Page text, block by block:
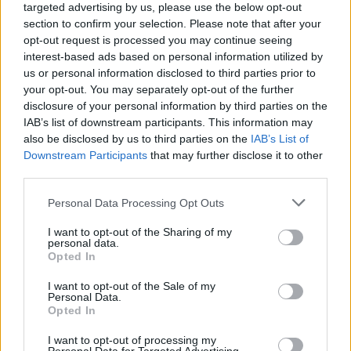
targeted advertising by us, please use the below opt-out
section to confirm your selection. Please note that after your
opt-out request is processed you may continue seeing
interest-based ads based on personal information utilized by
us or personal information disclosed to third parties prior to
your opt-out. You may separately opt-out of the further
disclosure of your personal information by third parties on the
IAB’s list of downstream participants. This information may
also be disclosed by us to third parties on the IAB’s List of
Downstream Participants that may further disclose it to other
Personal Data Processing Opt Outs
I want to opt-out of the Sharing of my
personal data.
Opted In
I want to opt-out of the Sale of my
Personal Data.
Opted In
I want to opt-out of processing my
Bal oldali mű tetején
felületi sérüléssel. Fa
keretben. 82×27 cm
Győri Márton (1979-), 2 db
mű egy keretben:
Betegség-kirajzoló kalap és
Ádám-láz kalap, 1995.
Vegyes technika, papír.
Jelzett. Bal oldali mű tetején
felületi sérüléssel. Fa
keretben. 82x27 cm<a
href="https://www.darabanth.com/hu/gyorsarveres/422/kat
Kikiáltási ár:38 000Ft
Aukció:422. Online auction
40×59,5 cm.
Győrffy Sándor (1951-):
Duplakanyar átfestés No. 1.,
1999. Szitanyomat,
zománcfesték, papír, jelzett
a hátoldalán. 40x59,5 cm.<a
href="https://
es-grafikak/Festmenyek-es-
grafikak~500001/Gyor
Kikiáltási ár:14 000Ft
Aukció:422. Online auction
MEGTEKINTEM
10100. tétel: 10101. tétel: